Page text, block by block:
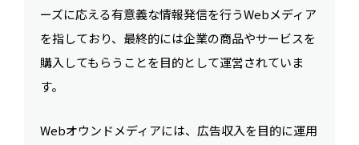
ーズに応える有意義な情報発信を行うWebメディア
を指しており、最終的には企業の商品やサービスを
購入してもらうことを目的として運営されていま
す。
Webオウンドメディアには、広告収入を目的に運用